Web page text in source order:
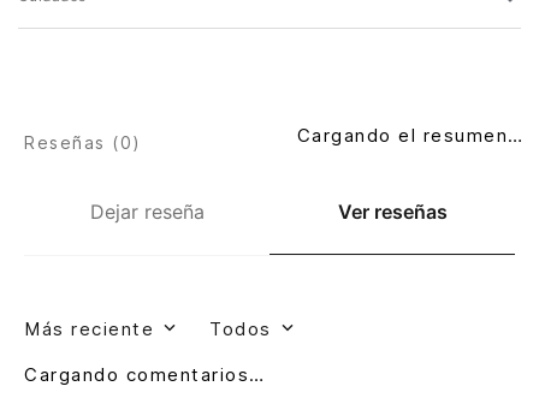
Dejar reseña Ver reseñas
Reseñas (0) Cargando el resumen…
Más reciente Todos
Cargando comentarios…